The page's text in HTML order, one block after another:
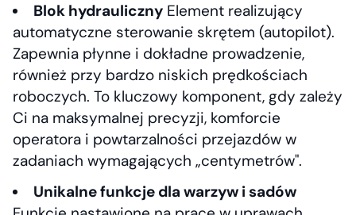
Blok hydrauliczny Element realizujący
automatyczne sterowanie skrętem (autopilot).
Zapewnia płynne i dokładne prowadzenie,
również przy bardzo niskich prędkościach
roboczych. To kluczowy komponent, gdy zależy
Ci na maksymalnej precyzji, komforcie
operatora i powtarzalności przejazdów w
zadaniach wymagających „centymetrów".
Unikalne funkcje dla warzyw i sadów